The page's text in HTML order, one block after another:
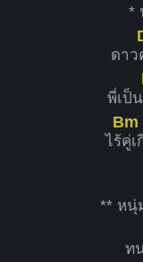
*
ดาว
พี่เป็น
ไร้
Bm
คู่เ
** หนุ่
ท